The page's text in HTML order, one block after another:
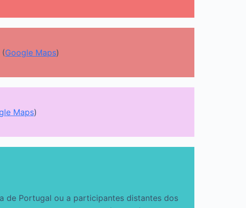
(Google Maps)
Maps)
de Portugal ou a participantes distantes dos